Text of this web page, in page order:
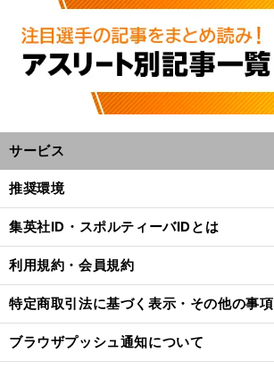
サービス
推奨環境
集英社ID・スポルティーバIDとは
利用規約・会員規約
特定商取引法に基づく表示・その他の事項
ブラウザプッシュ通知について